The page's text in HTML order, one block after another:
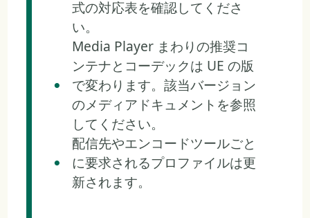
式の対応表を確認してくださ
い。
Media Player まわりの推奨コ
ンテナとコーデックは UE の版
で変わります。該当バージョン
のメディアドキュメントを参照
してください。
配信先やエンコードツールごと
に要求されるプロファイルは更
新されます。